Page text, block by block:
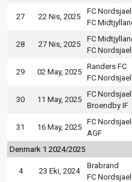
27 22 Nis, 2025
FC
FC
28 27 Nis, 2025
FC
FC
29 02 May, 2025
Randers FC
FC
30 11 May, 2025
FC
Broendby IF
31 16 May, 2025
FC
AGF
Denmark 1 2024/2025
4 23 Eki, 2024
Brabrand
FC